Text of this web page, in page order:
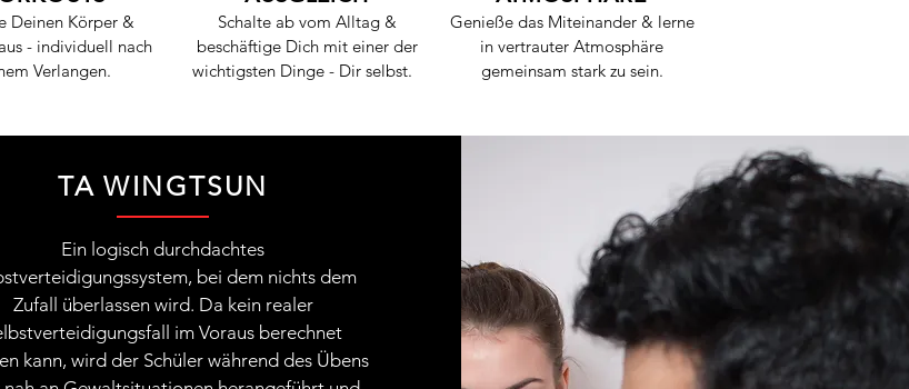
Deinen Körper &
- individuell nach
Verlangen.
Schalte ab vom Alltag &
beschäftige Dich mit einer der
wichtigsten Dinge - Dir selbst.
Genieße das Miteinander & lerne
in vertrauter Atmosphäre
gemeinsam stark zu sein.
TA WINGTSUN
Ein logisch durchdachtes
bei dem nichts dem
Zufall überlassen wird. Da kein realer
im Voraus berechnet
kann, wird der Schüler während des Übens